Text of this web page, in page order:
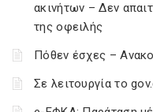
ακινήτων – Δεν
της οφειλής
Πόθεν έσχες –
Σε λειτουργία το